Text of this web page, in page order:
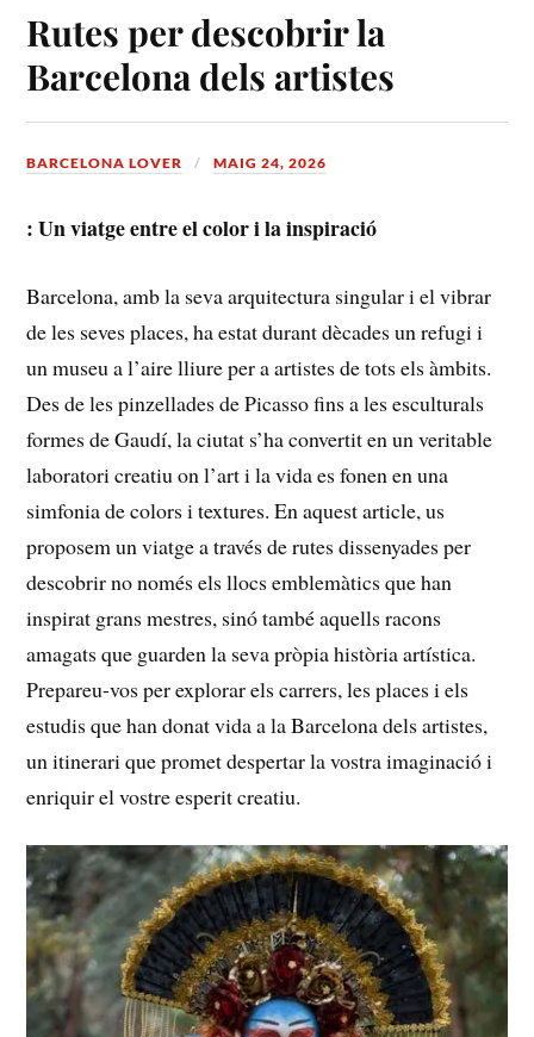
Rutes per descobrir la
Barcelona dels artistes
BARCELONA LOVER MAIG 24, 2026
: Un viatge entre⁣ el color i la inspiració
Barcelona, amb la seva arquitectura singular ⁤i el‌ vibrar
de les seves places, ha estat durant dècades un refugi i
un museu ​a l’aire lliure per a⁤ artistes de tots els àmbits.
Des de les pinzellades de Picasso ‍fins a les esculturals
formes de Gaudí, la ciutat s’ha convertit en un veritable
laboratori creatiu on l’art i la vida es fonen en una
simfonia de colors i textures. En aquest article, us
proposem un ‍viatge a través de rutes dissenyades per
descobrir no només els llocs emblemàtics que han
inspirat grans mestres, sinó també aquells racons
amagats ⁤que guarden la seva⁣ pròpia història artística.
⁣Prepareu-vos ⁢per explorar els carrers, les places i els
estudis que⁢ han donat vida a la Barcelona dels artistes,
un itinerari que promet despertar la vostra imaginació i
enriquir ‍el vostre esperit creatiu.